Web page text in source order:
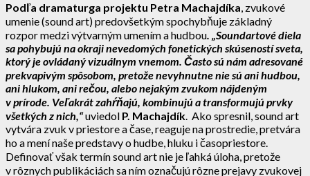
Podľa dramaturga projektu Petra Machajdíka, zvukové
umenie (sound art) predovšetkým spochybňuje základný
rozpor medzi výtvarným umením a hudbou. „Soundartové diela
sa pohybujú na okraji nevedomých fonetických skúseností sveta,
ktorý je ovládaný vizuálnym vnemom. Často sú nám adresované
prekvapivým spôsobom, pretože nevyhnutne nie sú ani hudbou,
ani hlukom, ani rečou, alebo nejakým zvukom nájdeným
v prírode. Veľakrát zahŕňajú, kombinujú a transformujú prvky
všetkých z nich,“uviedol P. Machajdík. Ako spresnil, sound art
vytvára zvuk v priestore a čase, reaguje na prostredie, pretvára
ho a mení naše predstavy o hudbe, hluku i časopriestore.
Definovať však termín sound art nie je ľahká úloha, pretože
v rôznych publikáciách sa ním označujú rôzne prejavy zvukovej